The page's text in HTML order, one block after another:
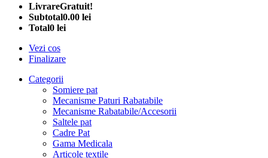
LivrareGratuit!
Subtotal0.00 lei
Total0 lei
Vezi cos
Finalizare
Categorii
Somiere pat
Mecanisme Paturi Rabatabile
Mecanisme Rabatabile/Accesorii
Saltele pat
Cadre Pat
Gama Medicala
Articole textile